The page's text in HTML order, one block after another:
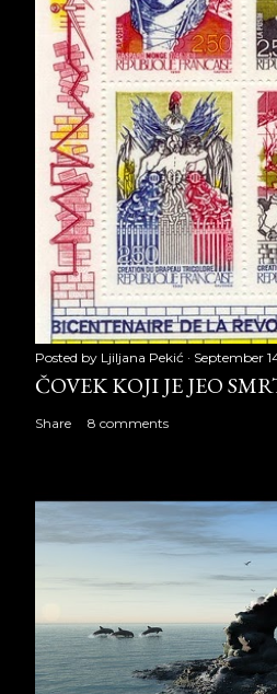
Posted by Ljiljana Pekić September
ČOVEK KOJI JE JEO
Share 8 comments